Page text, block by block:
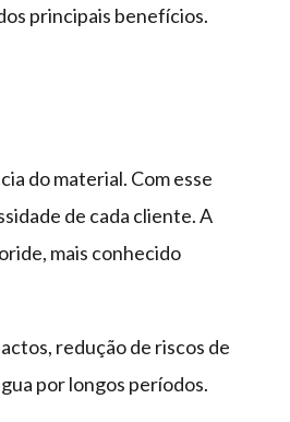
principais benefícios.
do material. Com esse
de cada cliente. A
mais conhecido
redução de riscos de
por longos períodos.